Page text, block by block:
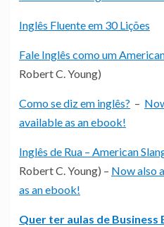
Inglês Fluente em 30 Lições
Fale Inglês como um
Robert C. Young)
Como se diz em inglês? –
available as an ebook!
Inglês de Rua – American
Robert C. Young) – Now also
as an ebook!
Quer ter aulas de Business